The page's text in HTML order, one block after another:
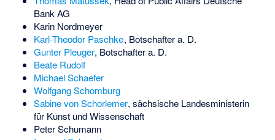
Bank AG
Karin Nordmeyer
Karl-Theodor Paschke, Botschafter a. D.
Gunter Pleuger, Botschafter a. D.
Beate Rudolf
Michael Schaefer
Wolfgang Schomburg
Sabine von Schorlemer, sächsische Landesministerin
für Kunst und Wissenschaft
Peter Schumann